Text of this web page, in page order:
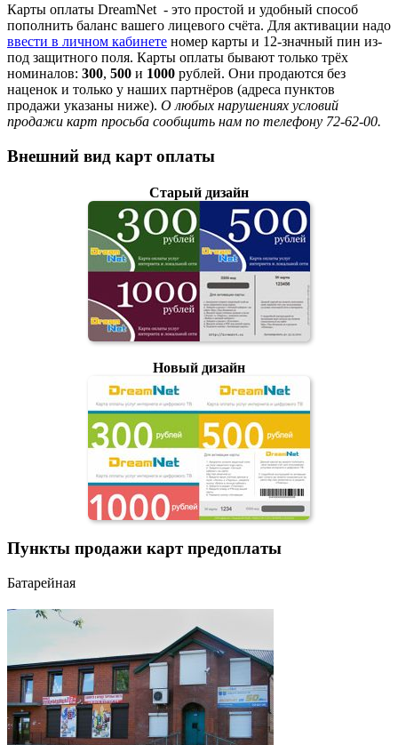
Карты оплаты DreamNet - это простой и удобный способ
пополнить баланс вашего лицевого счёта. Для активации надо
ввести в личном кабинете номер карты и 12-значный пин из-
под защитного поля. Карты оплаты бывают только трёх
номиналов: 300, 500 и 1000 рублей. Они продаются без
наценок и только у наших партнёров (адреса пунктов
продажи указаны ниже). О любых нарушениях условий
продажи карт просьба сообщить нам по телефону 72-62-00.
Внешний вид карт оплаты
Старый дизайн
Новый дизайн
Пункты продажи карт предоплаты
Батарейная